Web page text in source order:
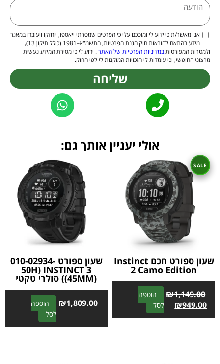
אני מאשר/ת כי ידוע לי ומוסכם עלי כי הפרטים שמסרתי ייאספו, יוחזקו ויעובדו במאגר
מידע בהתאם להוראות חוק הגנת הפרטיות, התשמ"א–1981 (כולל תיקון 13),
ולמטרות המפורטותבמדיניות הפרטיות של האתר. ידוע לי כי מסירת המידע נעשית
מרצוני החופשי, וכי עומדות לי הזכויות המוקנות לי לפי החוק.
שליחה
אולי יעניין אותך גם:
שעון ספורט חכם Instinct
2 Camo Edition
₪1,149.00
₪949.00
הוספה
לסל
A
l
שעון ספורט 010-02934-
50H) INSTINCT 3
(45MM)) סולרי טקטי
₪1,809.00
הוספה
לסל
A
l